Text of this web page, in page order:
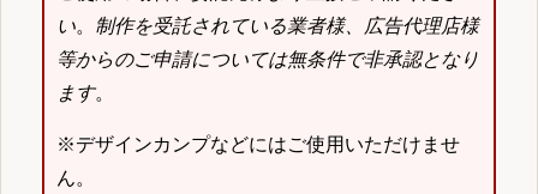
い。 制作を受託されている業者様、広告代理店様
等からのご申請については無条件で非承認となり
ます。
※デザインカンプなどにはご使用いただけませ
ん。